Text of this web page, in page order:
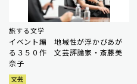
旅する文学
イベント編 地域性が浮かびあが
る３５０作 文芸評論家・斎藤美
奈子
文芸